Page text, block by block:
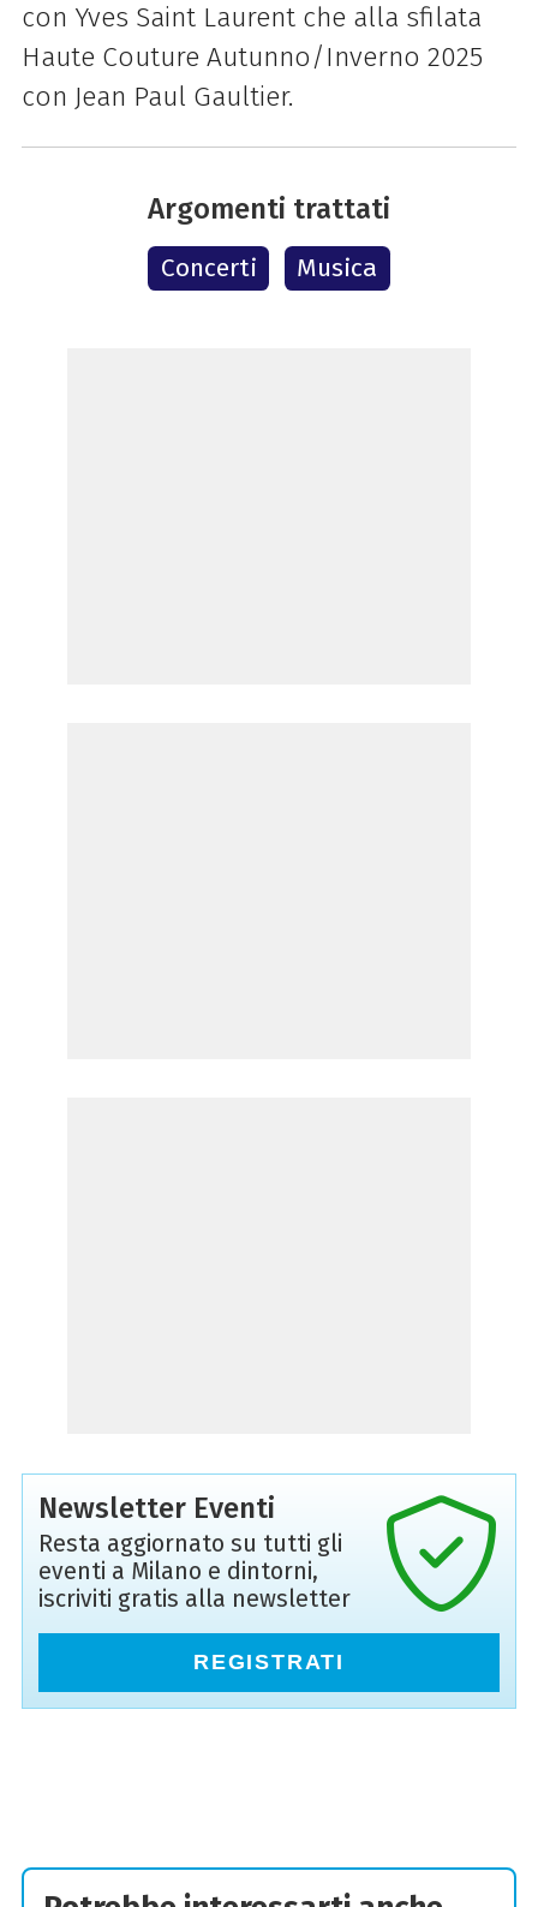
con Yves Saint Laurent che alla sfilata
Haute Couture Autunno/Inverno 2025
con Jean Paul Gaultier.
Argomenti trattati
Concerti Musica
Newsletter Eventi
Resta aggiornato su tutti gli
eventi a Milano e dintorni,
iscriviti gratis alla newsletter
REGISTRATI